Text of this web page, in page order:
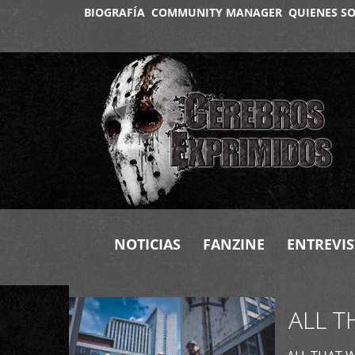
BIOGRAFÍA COMMUNITY MANAGER QUIENES
NOTICIAS FANZINE
+
ALL